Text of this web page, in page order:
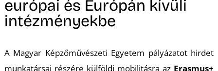
európai és Európán kívüli
intézményekbe
A Magyar Képzőművészeti Egyetem pályázatot hirdet
munkatársai részére külföldi mobilitásra az Erasmus+